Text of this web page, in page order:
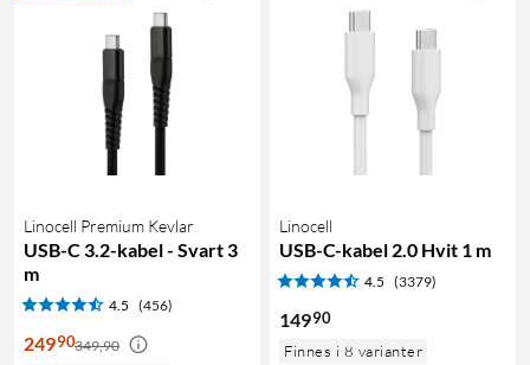
Linocell Premium Kevlar
USB-C 3.2-kabel - Svart 3
m
4.5 (456)
24990349,90
Linocell
USB-C-kabel 2.0 Hvit 1 m
4.5 (3379)
14990
Finnes i 8 varianter